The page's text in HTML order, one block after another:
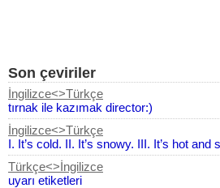
Son çeviriler
İngilizce<>Türkçe
tırnak ile kazımak director:)
İngilizce<>Türkçe
I. It’s cold. II. It’s snowy. III. It’s hot and
Türkçe<>İngilizce
uyarı etiketleri